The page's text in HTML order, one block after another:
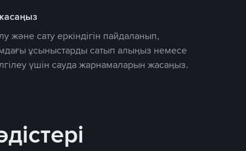
және сату еркіндігін пайдаланып,
ұсыныстарды сатып алыңыз немесе
үшін сауда жарнамаларын жасаңыз.